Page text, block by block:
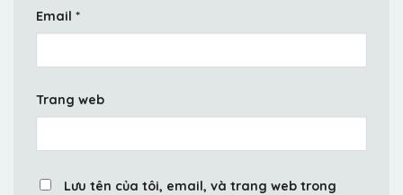
Email *
Trang web
Lưu tên của tôi, email, và trang web trong